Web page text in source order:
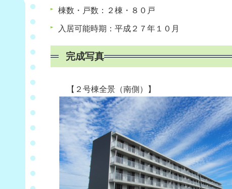
棟数・戸数：２棟・８０戸
入居可能時期：平成２７年１０月
完成写真
【２号棟全景（南側）】